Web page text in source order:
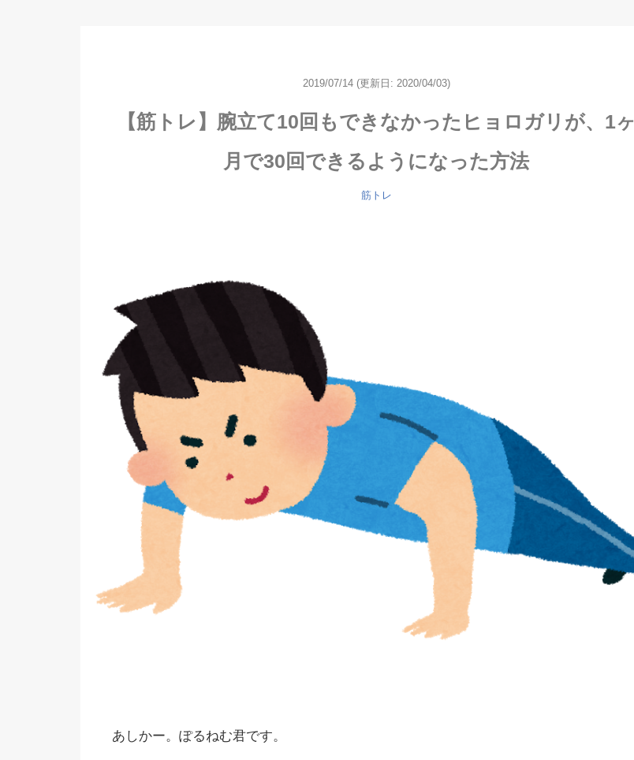
2019/07/14 (更新日: 2020/04/03)
【筋トレ】腕立て10回もできなかったヒョロガリが、1ヶ
月で30回できるようになった方法
筋トレ
あしかー。ぽるねむ君です。